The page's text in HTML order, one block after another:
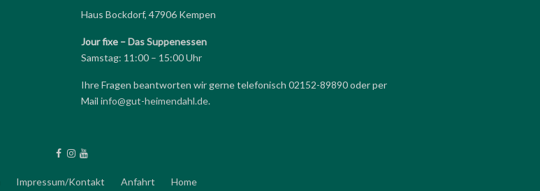
Haus Bockdorf, 47906 Kempen
Jour fixe –Das Suppenessen
Samstag: 11:00 – 15:00 Uhr
Ihre Fragen beantworten wir gerne telefonisch 02152-89890 oder per
Mail info@gut-heimendahl.de.
Impressum/Kontakt Anfahrt Home